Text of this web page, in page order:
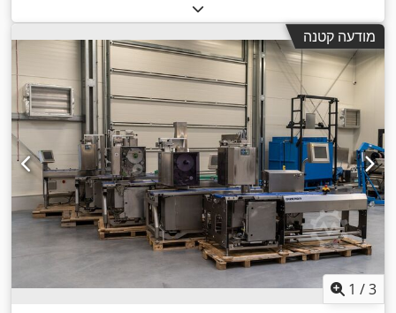
מודעה קטנה
1 /3